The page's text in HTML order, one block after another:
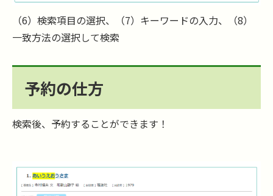
（6）検索項目の選択、（7）キーワードの入力、（8）
一致方法の選択して検索
予約の仕方
検索後、予約することができます！